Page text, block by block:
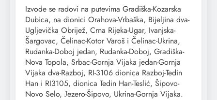
Izvode se radovi na putevima Gradiška-Kozarska
Dubica, na dionici Orahova-Vrbaška, Bijeljina dva-
Ugljevička Obrijež, Crna Rijeka-Ugar, Ivanjska-
Šargovac, Čelinac-Kotor Varoš i Čelinac-Ukrina,
Rudanka-Doboj jedan, Rudanka-Doboj, Gradiška-
Nova Topola, Srbac-Gornja Vijaka jedan-Gornja
Vijaka dva-Razboj, RI-3106 dionica Razboj-Tedin
Han i RI3105, dionica Tedin Han-Teslić, Šipovo-
Novo Selo, Јezero-Šipovo, Ukrina-Gornja Vijaka.